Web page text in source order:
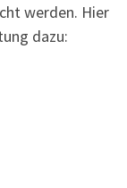
werden. Hier
dazu: